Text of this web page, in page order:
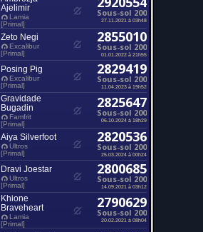
Ajelimir
Lamia
[Primal]
Sous-sol 200
27.11.2021 à 03h48
Zeto Negi
Excalibur
[Primal]
2855010
Sous-sol 200
01.01.2022 à 21h55
Posing Pig
Excalibur
[Primal]
2829419
Sous-sol 200
11.04.2023 à 19h52
Gravidade
Bugadin
Famfrit
[Primal]
2825647
Sous-sol 200
06.10.2024 à 18h29
Aiya Silverfoot
Ultros
[Primal]
2820536
Sous-sol 200
25.03.2024 à 00h24
Dravi Joestar
Ultros
[Primal]
2800685
Sous-sol 200
14.09.2021 à 03h12
Khione
Braveheart
Lamia
[Primal]
2790629
Sous-sol 200
20.02.2021 à 08h04